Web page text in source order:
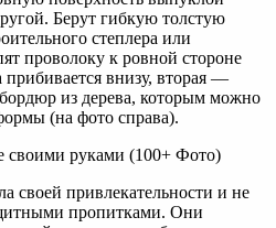
Берут гибкую толстую
степлера или
проволоку к ровной стороне
внизу, вторая —
из дерева, которым можно
(на фото справа).
своей привлекательности и не
пропитками. Они